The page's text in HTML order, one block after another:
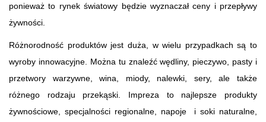
ponieważ to rynek światowy będzie wyznaczał ceny i przepływy
żywności.
Różnorodność produktów jest duża, w wielu przypadkach są to
wyroby innowacyjne. Można tu znaleźć wędliny, pieczywo, pasty i
przetwory warzywne, wina, miody, nalewki, sery, ale także
różnego rodzaju przekąski. Impreza to najlepsze produkty
żywnościowe, specjalności regionalne, napoje i soki naturalne,